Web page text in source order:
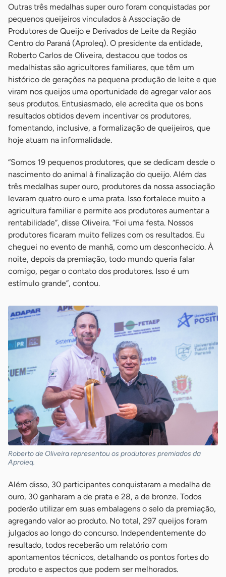
Outras três medalhas super ouro foram conquistadas por
pequenos queijeiros vinculados à Associação de
Produtores de Queijo e Derivados de Leite da Região
Centro do Paraná (Aproleq). O presidente da entidade,
Roberto Carlos de Oliveira, destacou que todos os
medalhistas são agricultores familiares, que têm um
histórico de gerações na pequena produção de leite e que
viram nos queijos uma oportunidade de agregar valor aos
seus produtos. Entusiasmado, ele acredita que os bons
resultados obtidos devem incentivar os produtores,
fomentando, inclusive, a formalização de queijeiros, que
hoje atuam na informalidade.
“Somos 19 pequenos produtores, que se dedicam desde o
nascimento do animal à finalização do queijo. Além das
três medalhas super ouro, produtores da nossa associação
levaram quatro ouro e uma prata. Isso fortalece muito a
agricultura familiar e permite aos produtores aumentar a
rentabilidade”, disse Oliveira. “Foi uma festa. Nossos
produtores ficaram muito felizes com os resultados. Eu
cheguei no evento de manhã, como um desconhecido. À
noite, depois da premiação, todo mundo queria falar
comigo, pegar o contato dos produtores. Isso é um
estímulo grande”, contou.
Roberto de Oliveira representou os produtores premiados da
Aproleq.
Além disso, 30 participantes conquistaram a medalha de
ouro, 30 ganharam a de prata e 28, a de bronze. Todos
poderão utilizar em suas embalagens o selo da premiação,
agregando valor ao produto. No total, 297 queijos foram
julgados ao longo do concurso. Independentemente do
resultado, todos receberão um relatório com
apontamentos técnicos, detalhando os pontos fortes do
produto e aspectos que podem ser melhorados.